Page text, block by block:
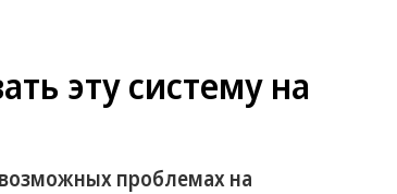
эту систему на
проблемах на